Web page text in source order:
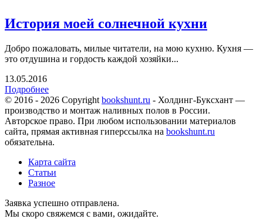
История моей солнечной кухни
Добро пожаловать, милые читатели, на мою кухню. Кухня —
это отдушина и гордость каждой хозяйки...
13.05.2016
Подробнее
© 2016 - 2026 Copyright bookshunt.ru - Холдинг-Буксхант —
производство и монтаж наливных полов в России.
Авторское право. При любом использовании материалов
сайта, прямая активная гиперссылка на bookshunt.ru
обязательна.
Карта сайта
Статьи
Разное
Заявка успешно отправлена.
Мы скоро свяжемся с вами, ожидайте.